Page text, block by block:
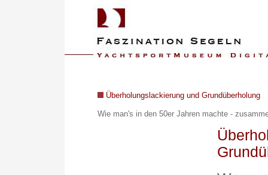
Überholungslackierung und Grundüberholung
Wie man's in den 50er Jahren machte - z